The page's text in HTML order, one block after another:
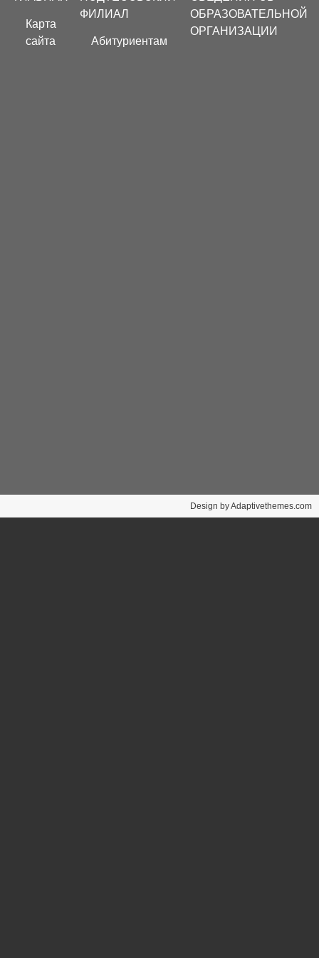
Карта
сайта
ФИЛИАЛ
Абитуриентам
ОБРАЗОВАТЕЛЬНОЙ
ОРГАНИЗАЦИИ
Design by Adaptivethemes.com